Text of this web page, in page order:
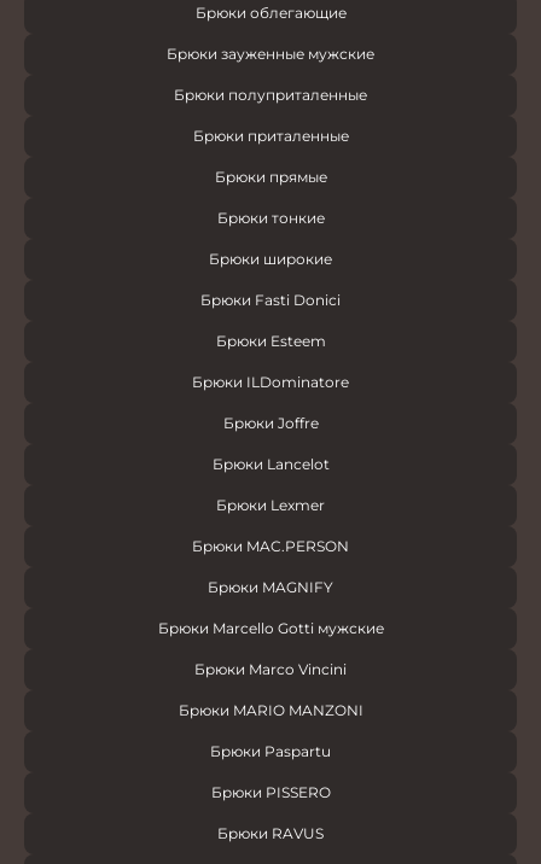
Брюки облегающие
Брюки зауженные мужские
Брюки полуприталенные
Брюки приталенные
Брюки прямые
Брюки тонкие
Брюки широкие
Брюки Fasti Donici
Брюки Esteem
Брюки ILDominatore
Брюки Joffre
Брюки Lancelot
Брюки Lexmer
Брюки MAC.PERSON
Брюки MAGNIFY
Брюки Marcello Gotti мужские
Брюки Marco Vincini
Брюки MARIO MANZONI
Брюки Paspartu
Брюки PISSERO
Брюки RAVUS